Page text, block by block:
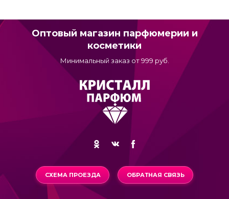
Оптовый магазин парфюмерии и
косметики
Минимальный заказ от 999 руб.
СХЕМА ПРОЕЗДА ОБРАТНАЯ СВЯЗЬ